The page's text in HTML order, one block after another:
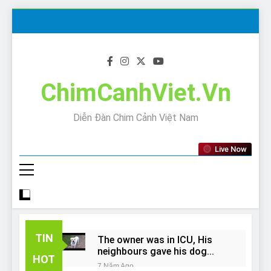
ChimCanhViet.Vn
Diễn Đàn Chim Cảnh Việt Nam
Live Now
TIN
HOT
The owner was in ICU, His
neighbours gave his dog
away!
7 Năm Ago